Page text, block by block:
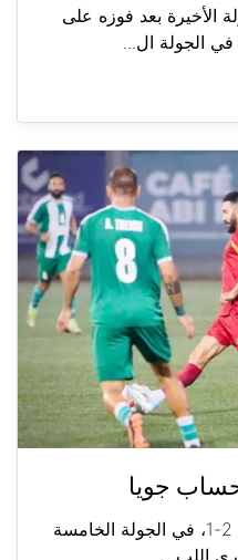
الأخيرة بعد فوزه على
جويا
فوز الأنصار على جويا الرياضي 2-1، في الجولة الخامسة
اللب...